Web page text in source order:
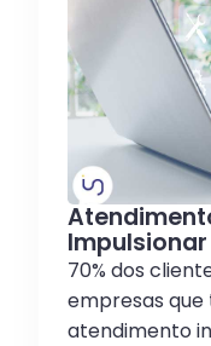
70% dos
empresas
atendimento